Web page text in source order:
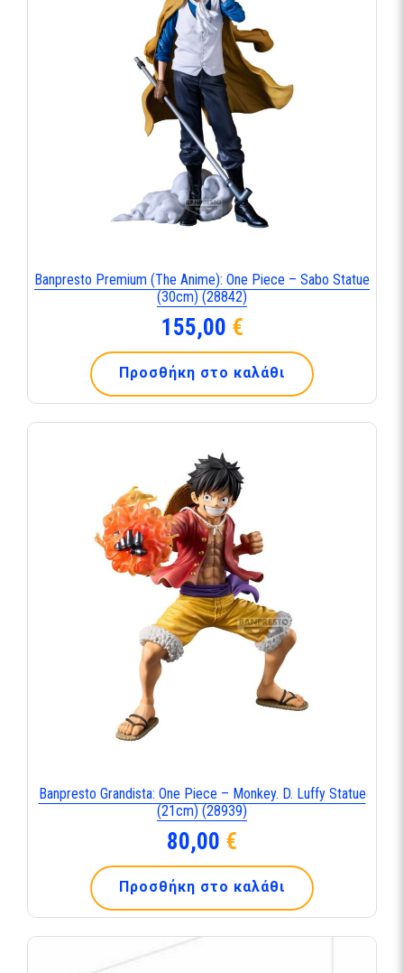
Banpresto Premium (The Anime): One Piece – Sabo Statue
(30cm) (28842)
155,00 €
Προσθήκη στο καλάθι
Banpresto Grandista: One Piece – Monkey. D. Luffy Statue
(21cm) (28939)
80,00 €
Προσθήκη στο καλάθι